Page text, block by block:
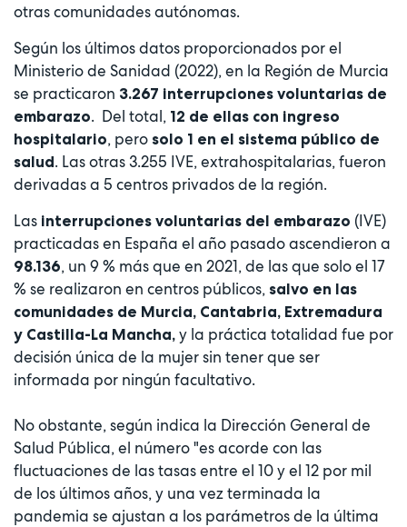
otras comunidades autónomas.
Según los últimos datos proporcionados por el
Ministerio de Sanidad (2022), en la Región de Murcia
se practicaron 3.267 interrupciones voluntarias de
embarazo. Del total, 12 de ellas con ingreso
hospitalario, pero solo 1 en el sistema público de
salud. Las otras 3.255 IVE, extrahospitalarias, fueron
derivadas a 5 centros privados de la región.
Las interrupciones voluntarias del embarazo (IVE)
practicadas en España el año pasado ascendieron a
98.136, un 9 % más que en 2021, de las que solo el 17
% se realizaron en centros públicos, salvo en las
comunidades de Murcia, Cantabria, Extremadura
y Castilla-La Mancha, y la práctica totalidad fue por
decisión única de la mujer sin tener que ser
informada por ningún facultativo.
No obstante, según indica la Dirección General de
Salud Pública, el número "es acorde con las
fluctuaciones de las tasas entre el 10 y el 12 por mil
de los últimos años, y una vez terminada la
pandemia se ajustan a los parámetros de la última